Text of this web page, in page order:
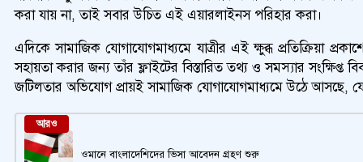
করা যায় না, তাই সবার উচিত এই এয়ারলাইনস পরিহার করা।
এদিকে সামাজিক যোগাযোগমাধ্যমে যাত্রীর এই ক্ষুব্ধ প্রতিক্রিয়া
সহায়তা করার জন্য তাঁর ফ্লাইটের বিস্তারিত তথ্য ও সমস্যার
জটিলতার অভিযোগ প্রায়ই সামাজিক যোগাযোগমাধ্যমে উঠে আসছে,
আরও
ওমানে বাংলাদেশিদের ভিসা আবেদন গ্রহণ শুরু